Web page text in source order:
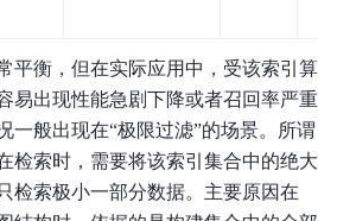
平衡，但在实际应用中，受该索引算
易出现性能急剧下降或者召回率严重
一般出现在“极限过滤”的场景。所谓
检索时，需要将该索引集合中的绝大
检索极小一部分数据。主要原因在